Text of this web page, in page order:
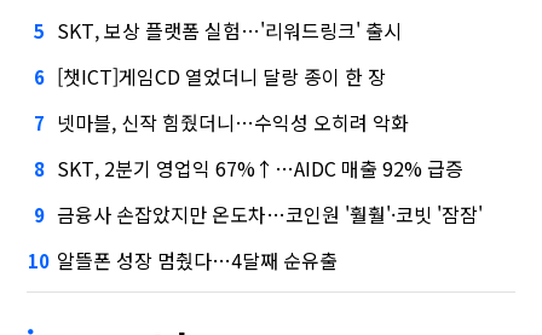
5 SKT, 보상 플랫폼 실험…'리워드링크' 출시
6 [챗ICT]게임CD 열었더니 달랑 종이 한 장
7 넷마블, 신작 힘줬더니…수익성 오히려 악화
8 SKT, 2분기 영업익 67%↑…AIDC 매출 92% 급증
9 금융사 손잡았지만 온도차…코인원 '훨훨'·코빗 '잠잠'
10 알뜰폰 성장 멈췄다…4달째 순유출